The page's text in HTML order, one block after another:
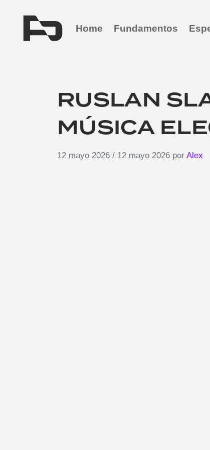
Home Fundamentos
RUSLAN
MÚSICA
12 mayo 2026 / 12 mayo 2026 por Alex